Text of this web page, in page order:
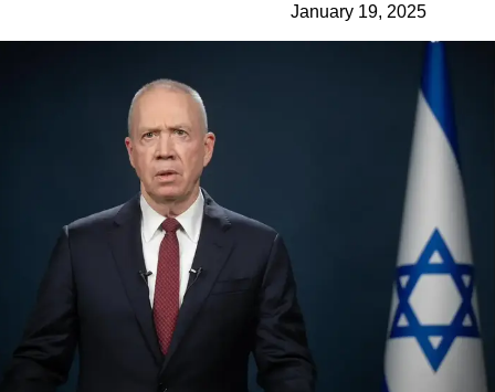
January 19, 2025